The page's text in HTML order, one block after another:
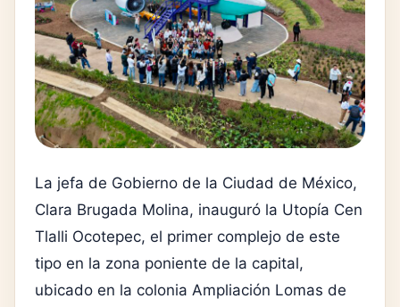
La jefa de Gobierno de la Ciudad de México,
Clara Brugada Molina, inauguró la Utopía Cen
Tlalli Ocotepec, el primer complejo de este
tipo en la zona poniente de la capital,
ubicado en la colonia Ampliación Lomas de